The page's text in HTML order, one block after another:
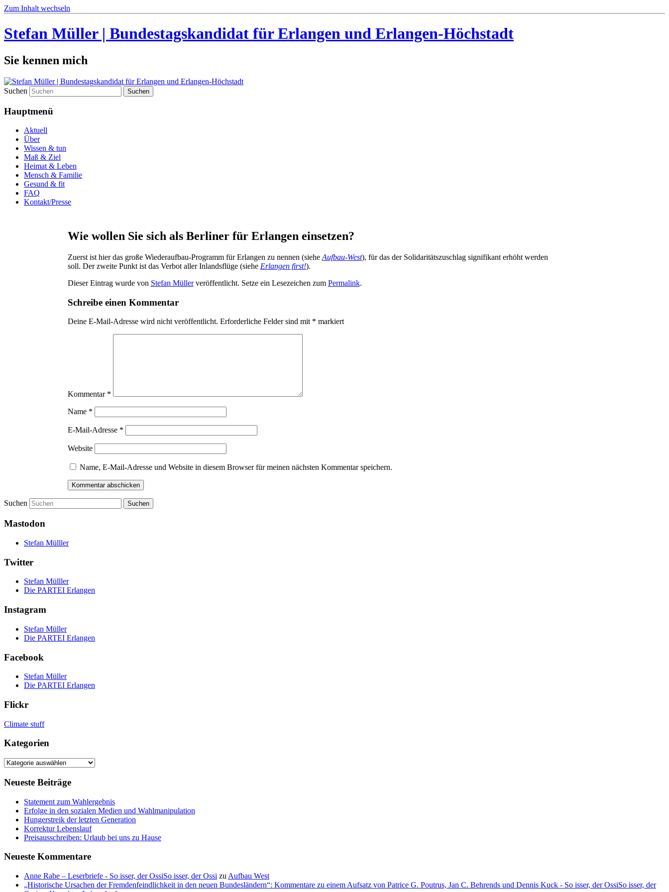
Zum Inhalt wechseln
Stefan Müller | Bundestagskandidat für Erlangen und Erlangen-Höchstadt
Sie kennen mich
Suchen
Hauptmenü
Aktuell
Über
Wissen & tun
Maß & Ziel
Heimat & Leben
Mensch & Familie
Gesund & fit
FAQ
Kontakt/Presse
Wie wollen Sie sich als Berliner für Erlangen einsetzen?
Zuerst ist hier das gro­ße Wie­der­auf­bau-Pro­gramm für Erlan­gen zu nen­nen (sie­he Auf­bau-West), für das der Soli­da­ri­täts­zu­schlag signi­fi­kant erhöht wer­den
soll. Der zwei­te Punkt ist das Ver­bot aller Inlands­flü­ge (sie­he Erlan­gen first!).
Dieser Eintrag wurde von Stefan Müllerveröffentlicht. Setze ein Lesezeichen zum Permalink.
Schreibe einen Kommentar
Deine E-Mail-Adresse wird nicht veröffentlicht. Erforderliche Felder sind mit * markiert
Kommentar *
Name *
E-Mail-Adresse *
Website
Name, E-Mail-Adresse und Website in diesem Browser für meinen nächsten Kommentar speichern.
Suchen
Mastodon
Stefan Mülller
Twitter
Stefan Mülller
Die PARTEI Erlangen
Instagram
Stefan Müller
Die PARTEI Erlangen
Facebook
Stefan Müller
Die PARTEI Erlangen
Flickr
Climate stuff
Kategorien
Kategorien
Neueste Beiträge
Statement zum Wahlergebnis
Erfolge in den sozialen Medien und Wahlmanipulation
Hungerstreik der letzten Generation
Korrektur Lebenslauf
Preisausschreiben: Urlaub bei uns zu Hause
Neueste Kommentare
Anne Rabe – Leserbriefe - So isser, der OssiSo isser, der Ossi zu Aufbau West
„Historische Ursachen der Fremdenfeindlichkeit in den neuen Bundesländern“: Kommentare zu einem Aufsatz von Patrice G. Poutrus, Jan C. Behrends und Dennis Kuck - So isser, der OssiSo isser, der